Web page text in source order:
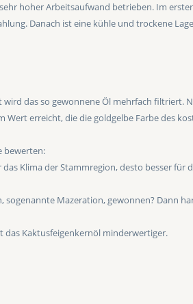
hoher Arbeitsaufwand betrieben. Im
Danach ist eine kühle und trockene
das so gewonnene Öl mehrfach filtriert.
erreicht, die die goldgelbe Farbe des
bewerten:
Klima der Stammregion, desto besser für
Mazeration, gewonnen? Dann
Kaktusfeigenkernöl minderwertiger.